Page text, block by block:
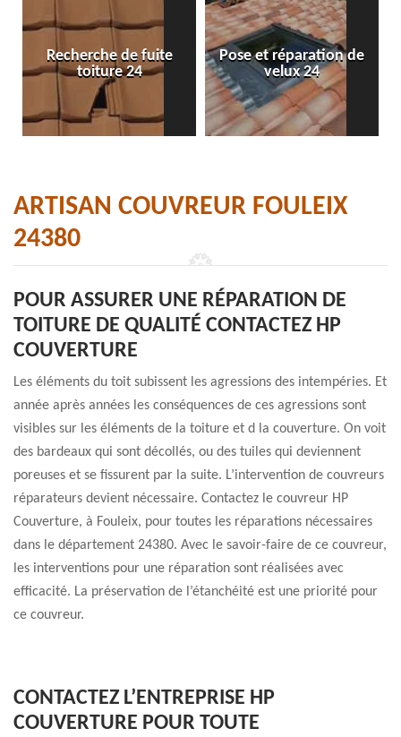
Recherche de fuite
toiture 24
Pose et réparation de
velux 24
ARTISAN COUVREUR FOULEIX
24380
POUR ASSURER UNE RÉPARATION DE
TOITURE DE QUALITÉ CONTACTEZ HP
COUVERTURE
Les éléments du toit subissent les agressions des intempéries. Et
année après années les conséquences de ces agressions sont
visibles sur les éléments de la toiture et d la couverture. On voit
des bardeaux qui sont décollés, ou des tuiles qui deviennent
poreuses et se fissurent par la suite. L’intervention de couvreurs
réparateurs devient nécessaire. Contactez le couvreur HP
Couverture, à Fouleix, pour toutes les réparations nécessaires
dans le département 24380. Avec le savoir-faire de ce couvreur,
les interventions pour une réparation sont réalisées avec
efficacité. La préservation de l’étanchéité est une priorité pour
ce couvreur.
CONTACTEZ L’ENTREPRISE HP
COUVERTURE POUR TOUTE